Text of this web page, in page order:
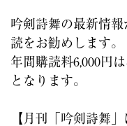
吟剣詩舞の最新情
読をお勧めします。
年間購読料6,000円
となります。
【月刊「吟剣詩舞